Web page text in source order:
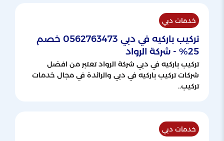
خدمات دبي
تركيب باركيه في دبي 0562763473 خصم
25% - شركة الرواد
تركيب باركيه في دبي شركة الرواد تعتبر من افضل
شركات تركيب باركيه في دبي والرائدة في مجال خدمات
تركيب..
خدمات دبي